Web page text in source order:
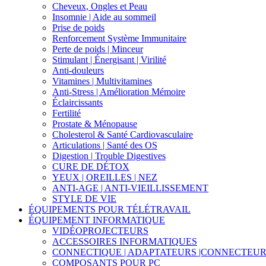
Cheveux, Ongles et Peau
Insomnie | Aide au sommeil
Prise de poids
Renforcement Système Immunitaire
Perte de poids | Minceur
Stimulant | Énergisant | Virilité
Anti-douleurs
Vitamines | Multivitamines
Anti-Stress | Amélioration Mémoire
Éclaircissants
Fertilité
Prostate & Ménopause
Cholesterol & Santé Cardiovasculaire
Articulations | Santé des OS
Digestion | Trouble Digestives
CURE DE DÉTOX
YEUX | OREILLES | NEZ
ANTI-AGE | ANTI-VIEILLISSEMENT
STYLE DE VIE
ÉQUIPEMENTS POUR TÉLÉTRAVAIL
ÉQUIPEMENT INFORMATIQUE
VIDÉOPROJECTEURS
ACCESSOIRES INFORMATIQUES
CONNECTIQUE | ADAPTATEURS
COMPOSANTS POUR PC